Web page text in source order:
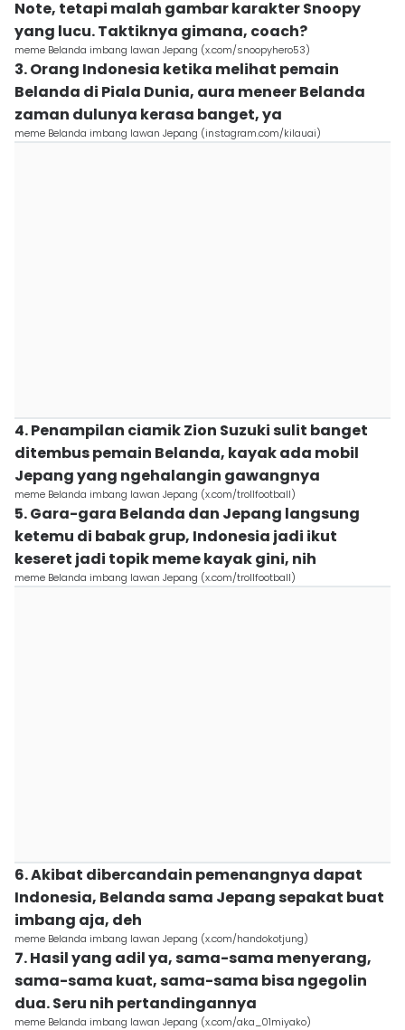
Note, tetapi malah gambar karakter Snoopy
yang lucu. Taktiknya gimana, coach?
meme Belanda imbang lawan Jepang (x.com/snoopyhero53)
3. Orang Indonesia ketika melihat pemain
Belanda di Piala Dunia, aura meneer Belanda
zaman dulunya kerasa banget, ya
meme Belanda imbang lawan Jepang (instagram.com/kilauai)
4. Penampilan ciamik Zion Suzuki sulit banget
ditembus pemain Belanda, kayak ada mobil
Jepang yang ngehalangin gawangnya
meme Belanda imbang lawan Jepang (x.com/trollfootball)
5. Gara-gara Belanda dan Jepang langsung
ketemu di babak grup, Indonesia jadi ikut
keseret jadi topik meme kayak gini, nih
meme Belanda imbang lawan Jepang (x.com/trollfootball)
6. Akibat dibercandain pemenangnya dapat
Indonesia, Belanda sama Jepang sepakat buat
imbang aja, deh
meme Belanda imbang lawan Jepang (x.com/handokotjung)
7. Hasil yang adil ya, sama-sama menyerang,
sama-sama kuat, sama-sama bisa ngegolin
dua. Seru nih pertandingannya
meme Belanda imbang lawan Jepang (x.com/aka_01miyako)